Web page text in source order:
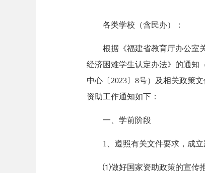
各类学校（含民办）：
根据《福建省教育厅办公室
经济困难学生认定办法》的通知
中心〔2023〕8号）及相关政策
资助工作通知如下：
一、学前阶段
1、遵照有关文件要求，成
⑴做好国家资助政策的宣传